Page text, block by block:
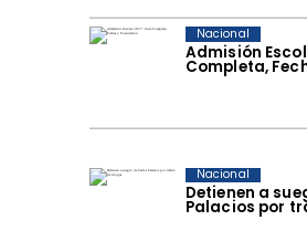
Admisión
Completa,
Nacional
Detienen a
Palacios por
Nacional